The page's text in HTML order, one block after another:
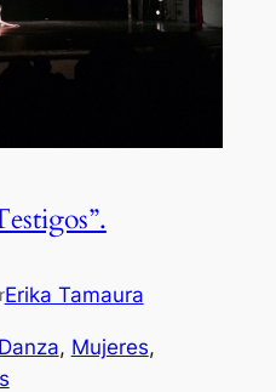
Erika Tamaura
Danza, Mujeres